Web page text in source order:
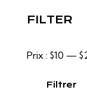
FILTER
Filtrer
Prix : $10 —